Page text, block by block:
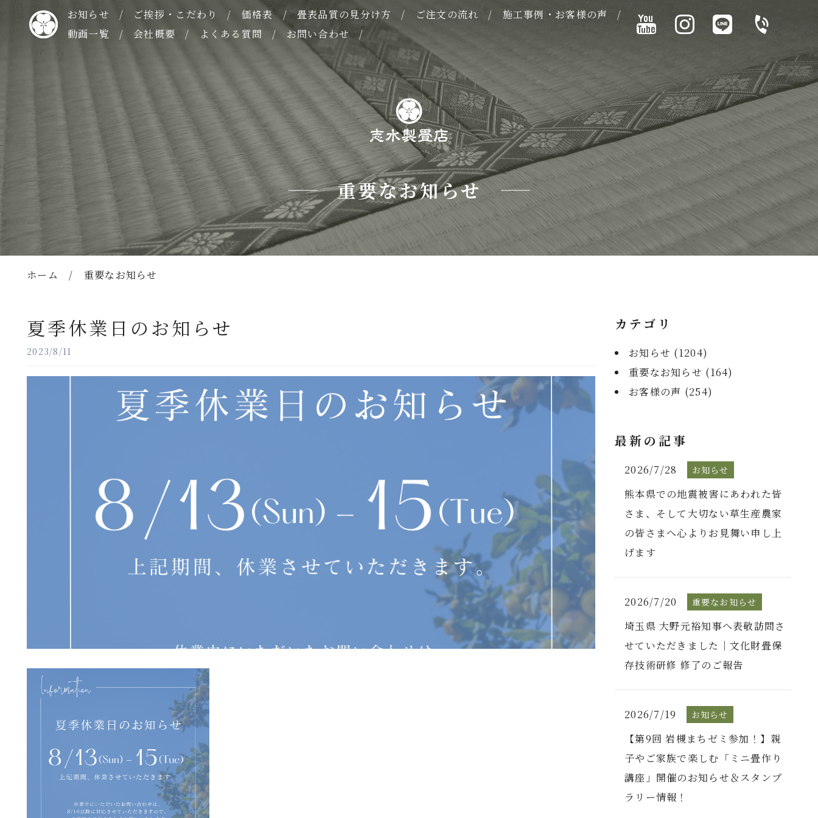
お知らせ ご挨拶・こだわり 価格表 畳表品質の見分け方 ご注文の流れ
施工事例・お客様の声
動画一覧
会社概要 よくある質問 お問い合わせ
重要なお知らせ
ホーム / 重要なお知らせ
夏季休業日のお知らせ
2023/8/11
カテゴリ
お知らせ (1204)
重要なお知らせ (164)
お客様の声 (254)
最新の記事
2026/7/28 お知らせ
熊本県での地震被害にあわれた皆
さま、そして大切ない草生産農家
の皆さまへ心よりお見舞い申し上
げます
2026/7/20 重要なお知らせ
埼玉県 大野元裕知事へ表敬訪問さ
せていただきました｜文化財畳保
存技術研修 修了のご報告
2026/7/19 お知らせ
【第9回 岩槻まちゼミ参加！】親
子やご家族で楽しむ「ミニ畳作り
講座」開催のお知らせ＆スタンプ
ラリー情報！